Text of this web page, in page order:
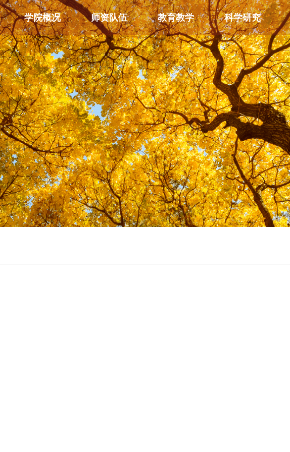
学院概况 师资队伍 教育教学 科学研究